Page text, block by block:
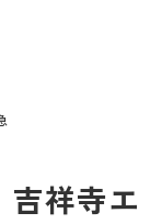
祥寺エ